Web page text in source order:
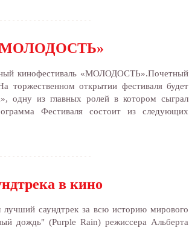
«МОЛОДОСТЬ»
кинофестиваль «МОЛОДОСТЬ».Почетный
открытии фестиваля будет
одну из главных ролей в котором сыграл
Фестиваля состоит из следующих
в кино
саундтрек за всю историю мирового
дождь" (Purple Rain) режиссера Альберта